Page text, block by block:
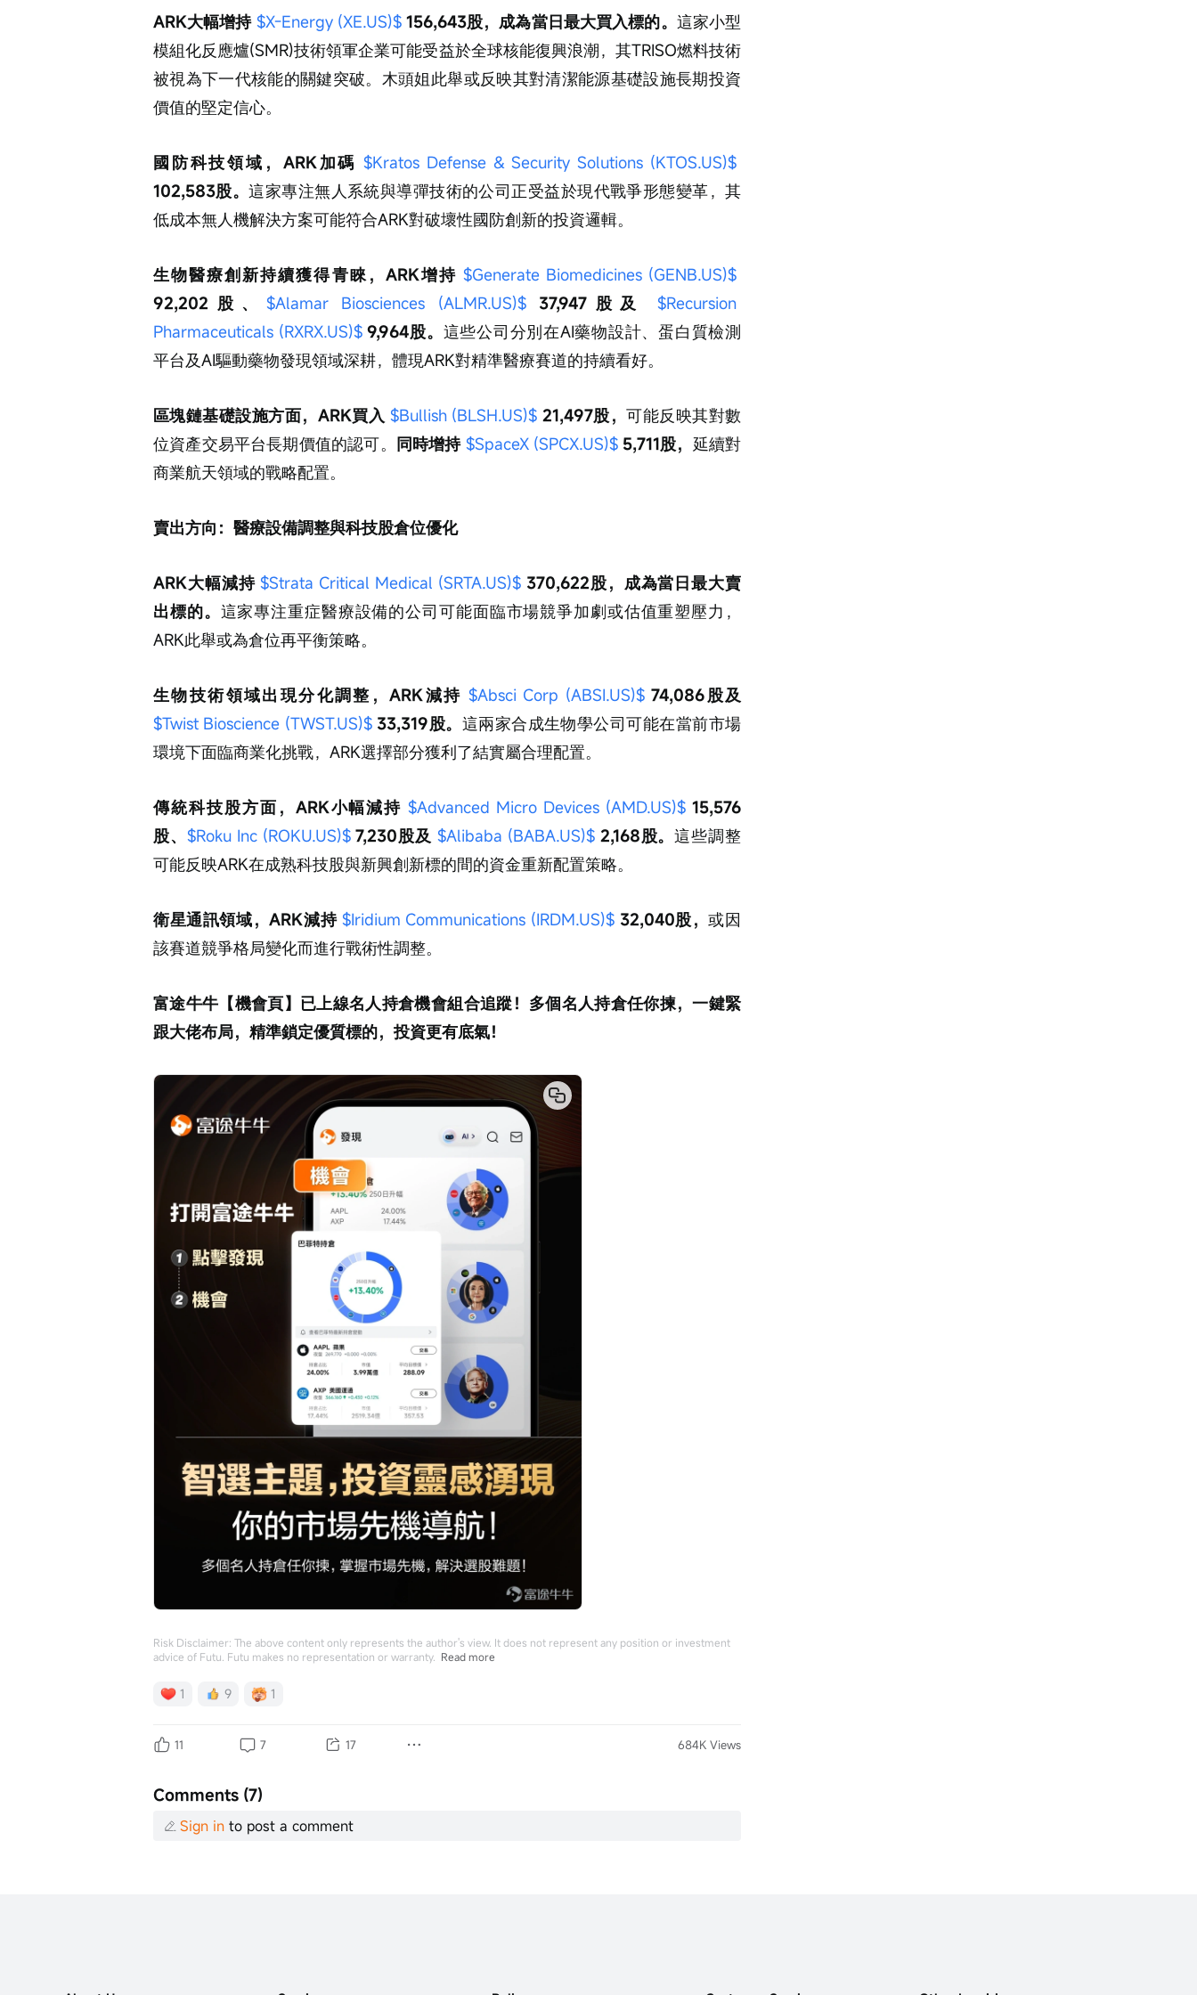
ARK大幅增持 $X-Energy (XE.US)$ 156,643股，成為當日最大買入標的。 這家小型
模組化反應爐(SMR)技術領軍企業可能受益於全球核能復興浪潮，其TRISO燃料技術
被視為下一代核能的關鍵突破。木頭姐此舉或反映其對清潔能源基礎設施長期投資
價值的堅定信心。
國防科技領域，ARK加碼 $Kratos Defense & Security Solutions (KTOS.US)$
102,583股。這家專注無人系統與導彈技術的公司正受益於現代戰爭形態變革，其
低成本無人機解決方案可能符合ARK對破壞性國防創新的投資邏輯。
生物醫療創新持續獲得青睞，ARK增持 $Generate Biomedicines (GENB.US)$
92,202股、 $Alamar Biosciences (ALMR.US)$ 37,947股及 $Recursion
Pharmaceuticals (RXRX.US)$ 9,964股。 這些公司分別在AI藥物設計、蛋白質檢測
平台及AI驅動藥物發現領域深耕，體現ARK對精準醫療賽道的持續看好。
區塊鏈基礎設施方面，ARK買入 $Bullish (BLSH.US)$ 21,497股，可能反映其對數
位資產交易平台長期價值的認可。 同時增持 $SpaceX (SPCX.US)$ 5,711股， 延續對
商業航天領域的戰略配置。
賣出方向：醫療設備調整與科技股倉位優化
ARK大幅減持 $Strata Critical Medical (SRTA.US)$ 370,622股，成為當日最大賣
出標的。 這家專注重症醫療設備的公司可能面臨市場競爭加劇或估值重塑壓力，
ARK此舉或為倉位再平衡策略。
生物技術領域出現分化調整，ARK減持 $Absci Corp (ABSI.US)$ 74,086股及
$Twist Bioscience (TWST.US)$ 33,319股。 這兩家合成生物學公司可能在當前市場
環境下面臨商業化挑戰，ARK選擇部分獲利了結實屬合理配置。
傳統科技股方面，ARK小幅減持 $Advanced Micro Devices (AMD.US)$ 15,576
股、 $Roku Inc (ROKU.US)$ 7,230股及 $Alibaba (BABA.US)$ 2,168股。這些調整
可能反映ARK在成熟科技股與新興創新標的間的資金重新配置策略。
衛星通訊領域，ARK減持 $Iridium Communications (IRDM.US)$ 32,040股，或因
該賽道競爭格局變化而進行戰術性調整。
富途牛牛【機會頁】已上線名人持倉機會組合追蹤！多個名人持倉任你揀，一鍵緊
跟大佬布局，精準鎖定優質標的，投資更有底氣！
Risk Disclaimer: The above content only represents the author's view. It does not represent any position or investment
advice of Futu. Futu makes no representation or warranty. Read more
1 9 1
11 7 17 684K Views
Comments (7)
Sign in to post a comment